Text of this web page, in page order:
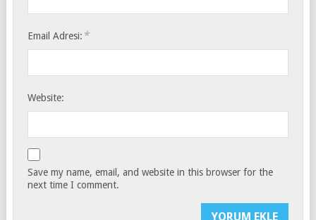
Email Adresi: *
Website:
Save my name, email, and website in this browser for the
next time I comment.